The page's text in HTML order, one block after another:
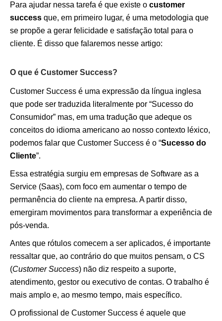
Para ajudar nessa tarefa é que existe o customer
success que, em primeiro lugar, é uma metodologia que
se propõe a gerar felicidade e satisfação total para o
cliente. É disso que falaremos nesse artigo:
O que é Customer Success?
Customer Success é uma expressão da língua inglesa
que pode ser traduzida literalmente por “Sucesso do
Consumidor” mas, em uma tradução que adeque os
conceitos do idioma americano ao nosso contexto léxico,
podemos falar que Customer Success é o “Sucesso do
Cliente”.
Essa estratégia surgiu em empresas de Software as a
Service (Saas), com foco em aumentar o tempo de
permanência do cliente na empresa. A partir disso,
emergiram movimentos para transformar a experiência de
pós-venda.
Antes que rótulos comecem a ser aplicados, é importante
ressaltar que, ao contrário do que muitos pensam, o CS
(Customer Success) não diz respeito a suporte,
atendimento, gestor ou executivo de contas. O trabalho é
mais amplo e, ao mesmo tempo, mais específico.
O profissional de Customer Success é aquele que